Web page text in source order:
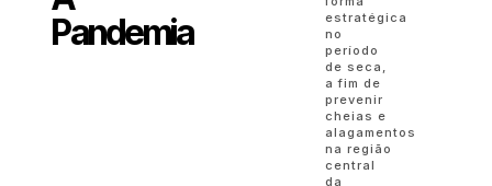
Pandemia
estratégica
no
período
de seca,
a fim de
prevenir
cheias e
alagamentos
na região
central
da